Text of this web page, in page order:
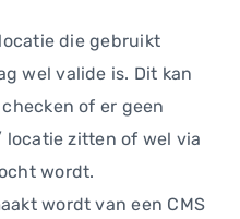
die gebruikt
wel valide is. Dit kan
of er geen
zitten of wel via
wordt.
wordt van een CMS